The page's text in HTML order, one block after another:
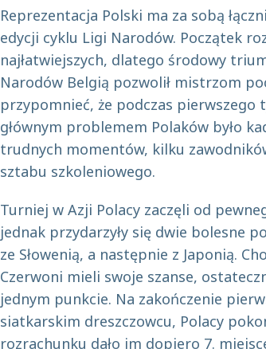
Reprezentacja Polski ma za sobą
edycji cyklu Ligi Narodów. Początek
najłatwiejszych, dlatego środowy
Narodów Belgią pozwolił mistrzom
przypomnieć, że podczas pierwszego
głównym problemem Polaków było
trudnych momentów, kilku
sztabu szkoleniowego.
Turniej w Azji Polacy zaczęli od
jednak przydarzyły się dwie bolesne
ze Słowenią, a następnie z Japonią.
Czerwoni mieli swoje szanse,
jednym punkcie. Na zakończenie
siatkarskim dreszczowcu, Polacy
rozrachunku dało im dopiero 7.